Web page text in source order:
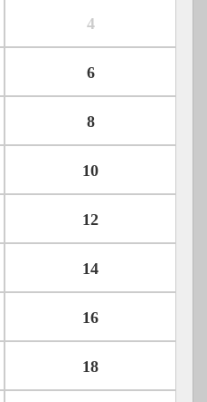
4
6
8
10
12
14
16
18